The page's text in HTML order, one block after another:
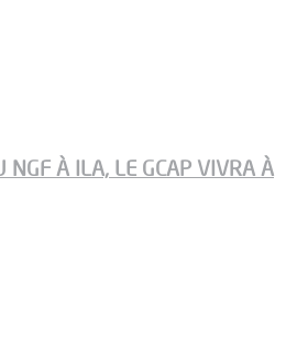
NGF À ILA, LE GCAP VIVRA À